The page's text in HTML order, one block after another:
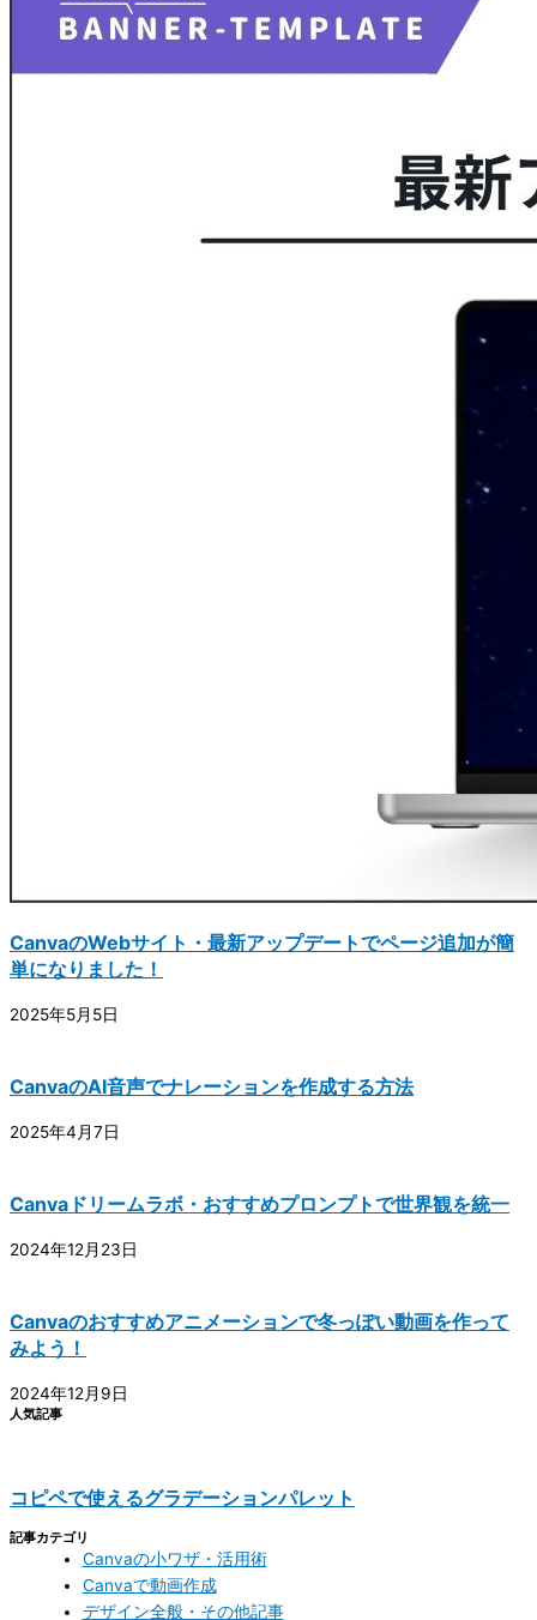
CanvaのWebサイト・最新アップデートでページ追加が簡
単になりました！
2025年5月5日
CanvaのAI音声でナレーションを作成する方法
2025年4月7日
Canvaドリームラボ・おすすめプロンプトで世界観を統一
2024年12月23日
Canvaのおすすめアニメーションで冬っぽい動画を作って
みよう！
2024年12月9日
人気記事
コピペで使えるグラデーションパレット
記事カテゴリ
Canvaの小ワザ・活用術
Canvaで動画作成
デザイン全般・その他記事